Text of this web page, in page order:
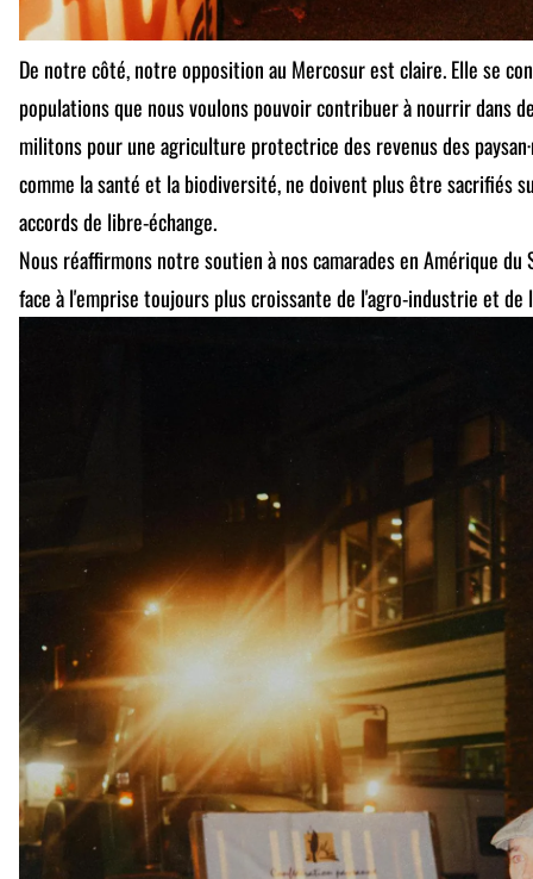
De notre côté, notre opposition au Mercosur est claire. Elle se
populations que nous voulons pouvoir contribuer à nourrir dans
militons pour une agriculture protectrice des revenus des
comme la santé et la biodiversité, ne doivent plus être sacrifiés
accords de libre-échange.
Nous réaffirmons notre soutien à nos camarades en Amérique
face à l'emprise toujours plus croissante de l'agro-industrie et de